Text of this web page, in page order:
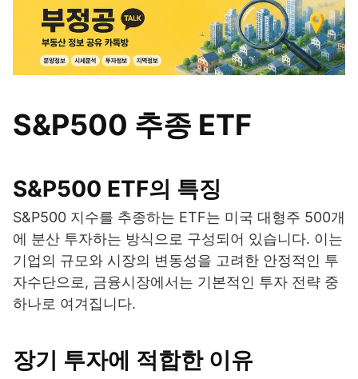
S&P500 추종 ETF
S&P500 ETF의 특징
S&P500 지수를 추종하는 ETF는 미국 대형주 500개
에 분산 투자하는 방식으로 구성되어 있습니다. 이는
기업의 규모와 시장의 변동성을 고려한 안정적인 투
자수단으로, 금융시장에서는 기본적인 투자 전략 중
하나로 여겨집니다.
장기 투자에 적합한 이유